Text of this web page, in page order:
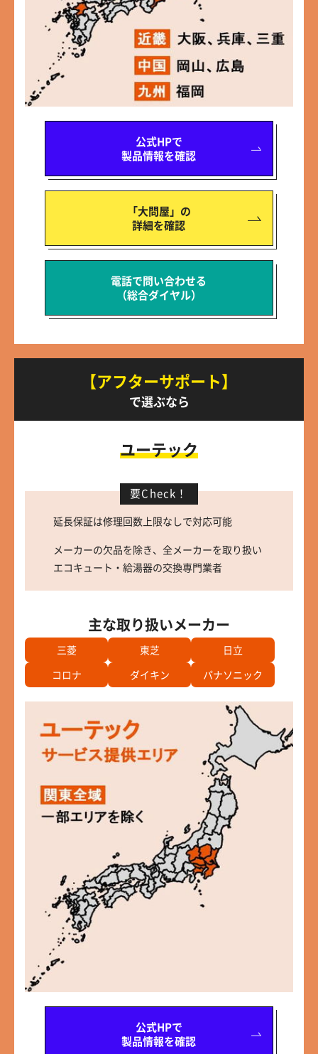
公式HPで
製品情報を確認
「大問屋」の
詳細を確認
電話で問い合わせる
（総合ダイヤル）
【アフターサポート】
で選ぶなら
ユーテック
要Check！
延長保証は修理回数上限なしで対応可能
メーカーの欠品を除き、全メーカーを取り扱い
エコキュート・給湯器の交換専門業者
主な取り扱いメーカー
三菱 東芝
日立
コロナ
ダイキン パナソニック
公式HPで
製品情報を確認